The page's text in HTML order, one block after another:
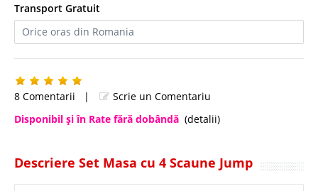
Transport Gratuit
8 Comentarii |
Scrie un Comentariu
Disponibil şi în Rate fără dobândă (detalii)
Descriere Set Masa cu 4 Scaune Jump